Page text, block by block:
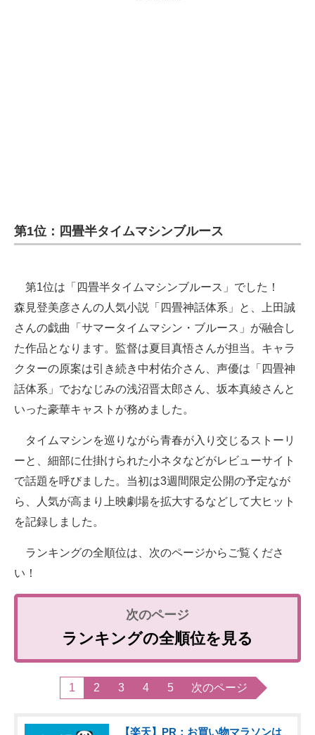
第1位：四畳半タイムマシンブルース
第1位は「四畳半タイムマシンブルース」でした！
森見登美彦さんの人気小説「四畳神話体系」と、上田誠
さんの戯曲「サマータイムマシン・ブルース」が融合し
た作品となります。監督は夏目真悟さんが担当。キャラ
クターの原案は引き続き中村佑介さん、声優は「四畳神
話体系」でおなじみの浅沼晋太郎さん、坂本真綾さんと
いった豪華キャストが務めました。
タイムマシンを巡りながら青春が入り交じるストーリ
ーと、細部に仕掛けられた小ネタなどがレビューサイト
で話題を呼びました。当初は3週間限定公開の予定なが
ら、人気が高まり上映劇場を拡大するなどして大ヒット
を記録しました。
ランキングの全順位は、次のページからご覧くださ
い！
ランキングの全順位を見る
1 2 3 4 5 次のページ
【楽天】PR：お買い物マラソンは